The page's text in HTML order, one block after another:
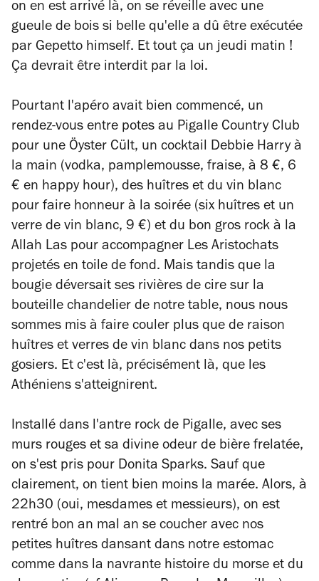
on en est arrivé là, on se réveille avec une
gueule de bois si belle qu'elle a dû être exécutée
par Gepetto himself. Et tout ça un jeudi matin !
Ça devrait être interdit par la loi.
Pourtant l'apéro avait bien commencé, un
rendez-vous entre potes au Pigalle Country Club
pour une Öyster Cült, un cocktail Debbie Harry à
la main (vodka, pamplemousse, fraise, à 8 €, 6
€ en happy hour), des huîtres et du vin blanc
pour faire honneur à la soirée (six huîtres et un
verre de vin blanc, 9 €) et du bon gros rock à la
Allah Las pour accompagner Les Aristochats
projetés en toile de fond. Mais tandis que la
bougie déversait ses rivières de cire sur la
bouteille chandelier de notre table, nous nous
sommes mis à faire couler plus que de raison
huîtres et verres de vin blanc dans nos petits
gosiers. Et c'est là, précisément là, que les
Athéniens s'atteignirent.
Installé dans l'antre rock de Pigalle, avec ses
murs rouges et sa divine odeur de bière frelatée,
on s'est pris pour Donita Sparks. Sauf que
clairement, on tient bien moins la marée. Alors, à
22h30 (oui, mesdames et messieurs), on est
rentré bon an mal an se coucher avec nos
petites huîtres dansant dans notre estomac
comme dans la navrante histoire du morse et du